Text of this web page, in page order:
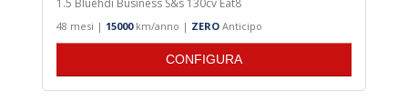
1.5 Bluehdi Business S&s 130cv Eat8
48 mesi | 15000km/anno | ZERO Anticipo
CONFIGURA